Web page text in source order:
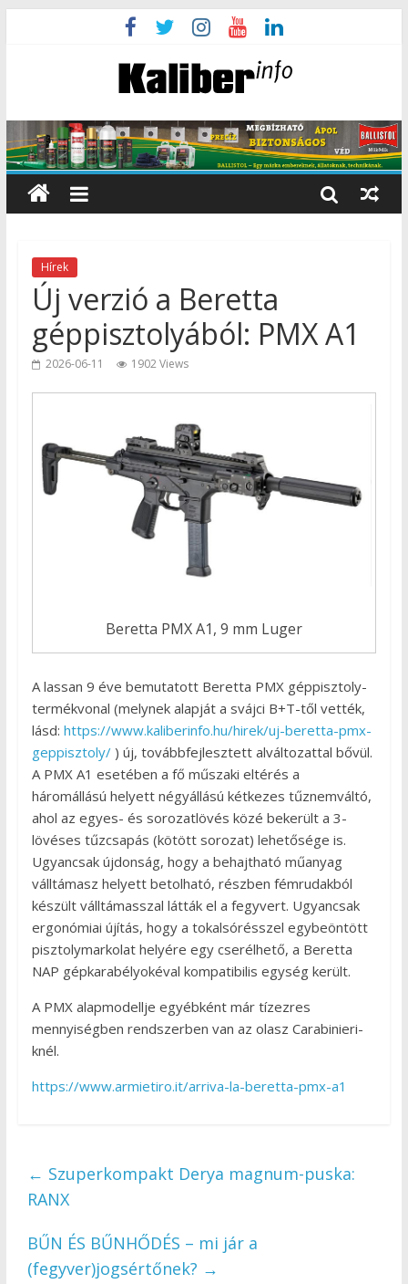
Hírek
Új verzió a Beretta
géppisztolyából: PMX A1
2026-06-11 1902 Views
Beretta PMX A1, 9 mm Luger
A lassan 9 éve bemutatott Beretta PMX géppisztoly-
termékvonal (melynek alapját a svájci B+T-től vették,
lásd: https://www.kaliberinfo.hu/hirek/uj-beretta-pmx-
geppisztoly/) új, továbbfejlesztett alváltozattal bővül.
A PMX A1 esetében a fő műszaki eltérés a
háromállású helyett négyállású kétkezes tűznemváltó,
ahol az egyes- és sorozatlövés közé bekerült a 3-
lövéses tűzcsapás (kötött sorozat) lehetősége is.
Ugyancsak újdonság, hogy a behajtható műanyag
válltámasz helyett betolható, részben fémrudakból
készült válltámasszal látták el a fegyvert. Ugyancsak
ergonómiai újítás, hogy a tokalsórésszel egybeöntött
pisztolymarkolat helyére egy cserélhető, a Beretta
NAP gépkarabélyokéval kompatibilis egység került.
A PMX alapmodellje egyébként már tízezres
mennyiségben rendszerben van az olasz Carabinieri-
knél.
https://www.armietiro.it/arriva-la-beretta-pmx-a1
← Szuperkompakt Derya magnum-puska:
RANX
BŰN ÉS BŰNHŐDÉS – mi jár a
(fegyver)jogsértőnek? →